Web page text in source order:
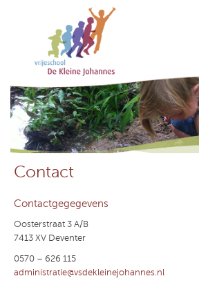
Contact
Contactgegegevens
Oosterstraat 3 A/B
7413 XV Deventer
0570 – 626 115
administratie@vsdekleinejohannes.nl